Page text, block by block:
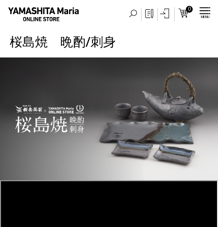
0
MENU
桜島焼 晩酌/刺身